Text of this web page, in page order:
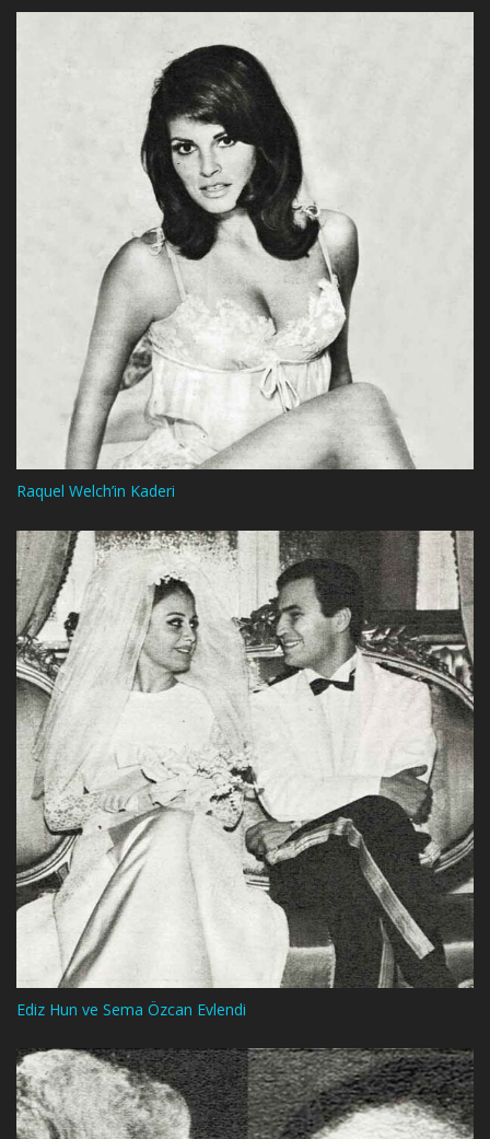
Raquel Welch’in Kaderi
Ediz Hun ve Sema Özcan Evlendi